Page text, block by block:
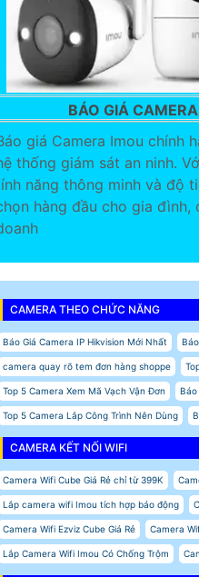
BÁO GIÁ
giá Camera Imou chính
thống giám sát an ninh.
năng thông minh và độ
hàng đầu cho gia
CAMERA THEO CHỨC NĂNG
Báo Giá Camera IP Hikvision Mới Nhất
camera quay rõ tem đơn hàng shoppe
Top 5 Camera Xem Mã Vạch Vận Đơn
Top 5 Camera Lắp Công Trình Nên Dùng
CAMERA KẾT NỐI WIFI
Camera Wifi Cube Giá Rẻ chỉ từ 399K
Lắp camera wifi Imou tích hợp báo động
Camera Wifi Ezviz Cube Giá Rẻ Camera
Lắp Camera Wifi Imou Có Chống Trộm